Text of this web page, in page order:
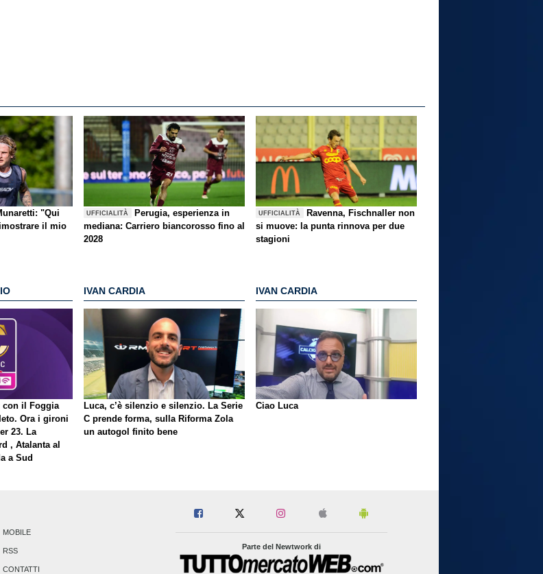
"Qui
il mio
UFFICIALITÀ
Perugia, esperienza in
mediana: Carriero biancorosso fino al
2028
UFFICIALITÀ
Ravenna, Fischnaller non
si muove: la punta rinnova per due
stagioni
con il Foggia
Ora i gironi
23. La
, Atalanta al
a Sud
IVAN CARDIA
Luca, c’è silenzio e silenzio. La Serie
C prende forma, sulla Riforma Zola
un autogol finito bene
IVAN CARDIA
Ciao Luca
MOBILE
RSS
CONTATTI
Parte del Newtwork di